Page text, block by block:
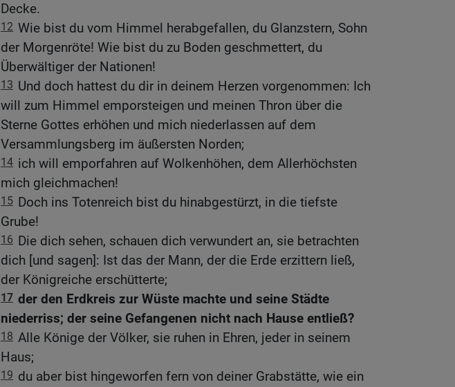
Decke.
12 Wie bist du vom Himmel herabgefallen, du Glanzstern, Sohn
der Morgenröte! Wie bist du zu Boden geschmettert, du
Überwältiger der Nationen!
13 Und doch hattest du dir in deinem Herzen vorgenommen: Ich
will zum Himmel emporsteigen und meinen Thron über die
Sterne Gottes erhöhen und mich niederlassen auf dem
Versammlungsberg im äußersten Norden;
14 ich will emporfahren auf Wolkenhöhen, dem Allerhöchsten
mich gleichmachen!
15 Doch ins Totenreich bist du hinabgestürzt, in die tiefste
Grube!
16 Die dich sehen, schauen dich verwundert an, sie betrachten
dich [und sagen]: Ist das der Mann, der die Erde erzittern ließ,
der Königreiche erschütterte;
17 der den Erdkreis zur Wüste machte und seine Städte
niederriss; der seine Gefangenen nicht nach Hause entließ?
18 Alle Könige der Völker, sie ruhen in Ehren, jeder in seinem
Haus;
19 du aber bist hingeworfen fern von deiner Grabstätte, wie ein